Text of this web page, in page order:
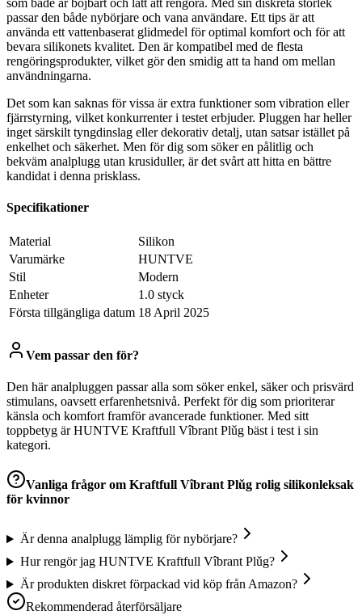
passar den både nybörjare och vana användare. Ett tips är att
använda ett vattenbaserat glidmedel för optimal komfort och för att
bevara silikonets kvalitet. Den är kompatibel med de flesta
rengöringsprodukter, vilket gör den smidig att ta hand om mellan
användningarna.
Det som kan saknas för vissa är extra funktioner som vibration eller
fjärrstyrning, vilket konkurrenter i testet erbjuder. Pluggen har heller
inget särskilt tyngdinslag eller dekorativ detalj, utan satsar istället på
enkelhet och säkerhet. Men för dig som söker en pålitlig och
bekväm analplugg utan krusiduller, är det svårt att hitta en bättre
kandidat i denna prisklass.
Specifikationer
Material
Silikon
Varumärke
HUNTVE
Stil
Modern
Enheter
‎1.0 styck
Första tillgängliga datum 18 April 2025
Vem passar den för?
Den här analpluggen passar alla som söker enkel, säker och prisvärd
stimulans, oavsett erfarenhetsnivå. Perfekt för dig som prioriterar
känsla och komfort framför avancerade funktioner. Med sitt
toppbetyg är HUNTVE Kraftfull Vîbrant Plǔg bäst i test i sin
kategori.
Vanliga frågor om Kraftfull Vîbrant Plǔg rolig silikonleksak
för kvinnor
Är denna analplugg lämplig för nybörjare?
Hur rengör jag HUNTVE Kraftfull Vîbrant Plǔg?
Är produkten diskret förpackad vid köp från Amazon?
Rekommenderad återförsäljare